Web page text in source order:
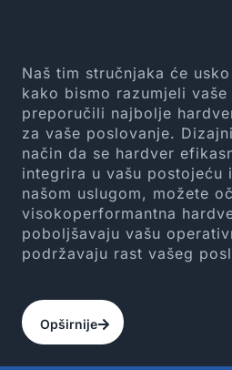
Naš tim stručnjaka će
kako bismo razumjeli vaše
preporučili najbolje
za vaše poslovanje.
način da se hardver
integrira u vašu postojeću
našom uslugom, možete
visokoperformantna
poboljšavaju vašu
podržavaju rast vašeg
Opširnije